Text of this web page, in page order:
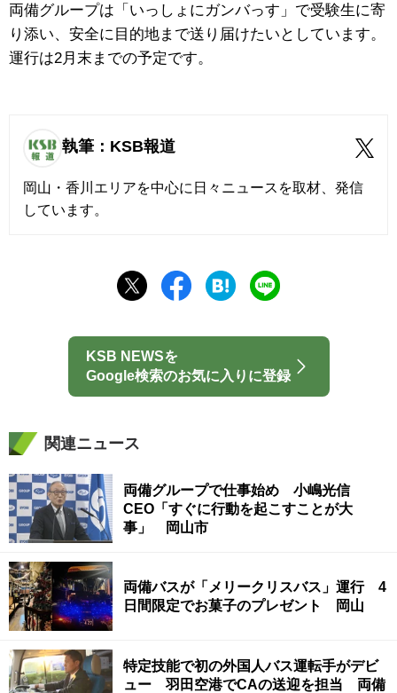
両備グループは「いっしょにガンバっす」で受験生に寄
り添い、安全に目的地まで送り届けたいとしています。
運行は2月末までの予定です。
執筆：KSB報道
岡山・香川エリアを中心に日々ニュースを取材、発信
しています。
KSB NEWSを
Google検索のお気に入りに登録
関連ニュース
両備グループで仕事始め 小嶋光信
CEO「すぐに行動を起こすことが大
事」 岡山市
両備バスが「メリークリスバス」運行 4
日間限定でお菓子のプレゼント 岡山
特定技能で初の外国人バス運転手がデビ
ュー 羽田空港でCAの送迎を担当 両備